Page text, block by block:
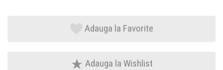
Adauga la Favorite
Adauga la Wishlist